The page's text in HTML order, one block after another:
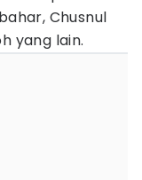
Chusnul
yang lain.